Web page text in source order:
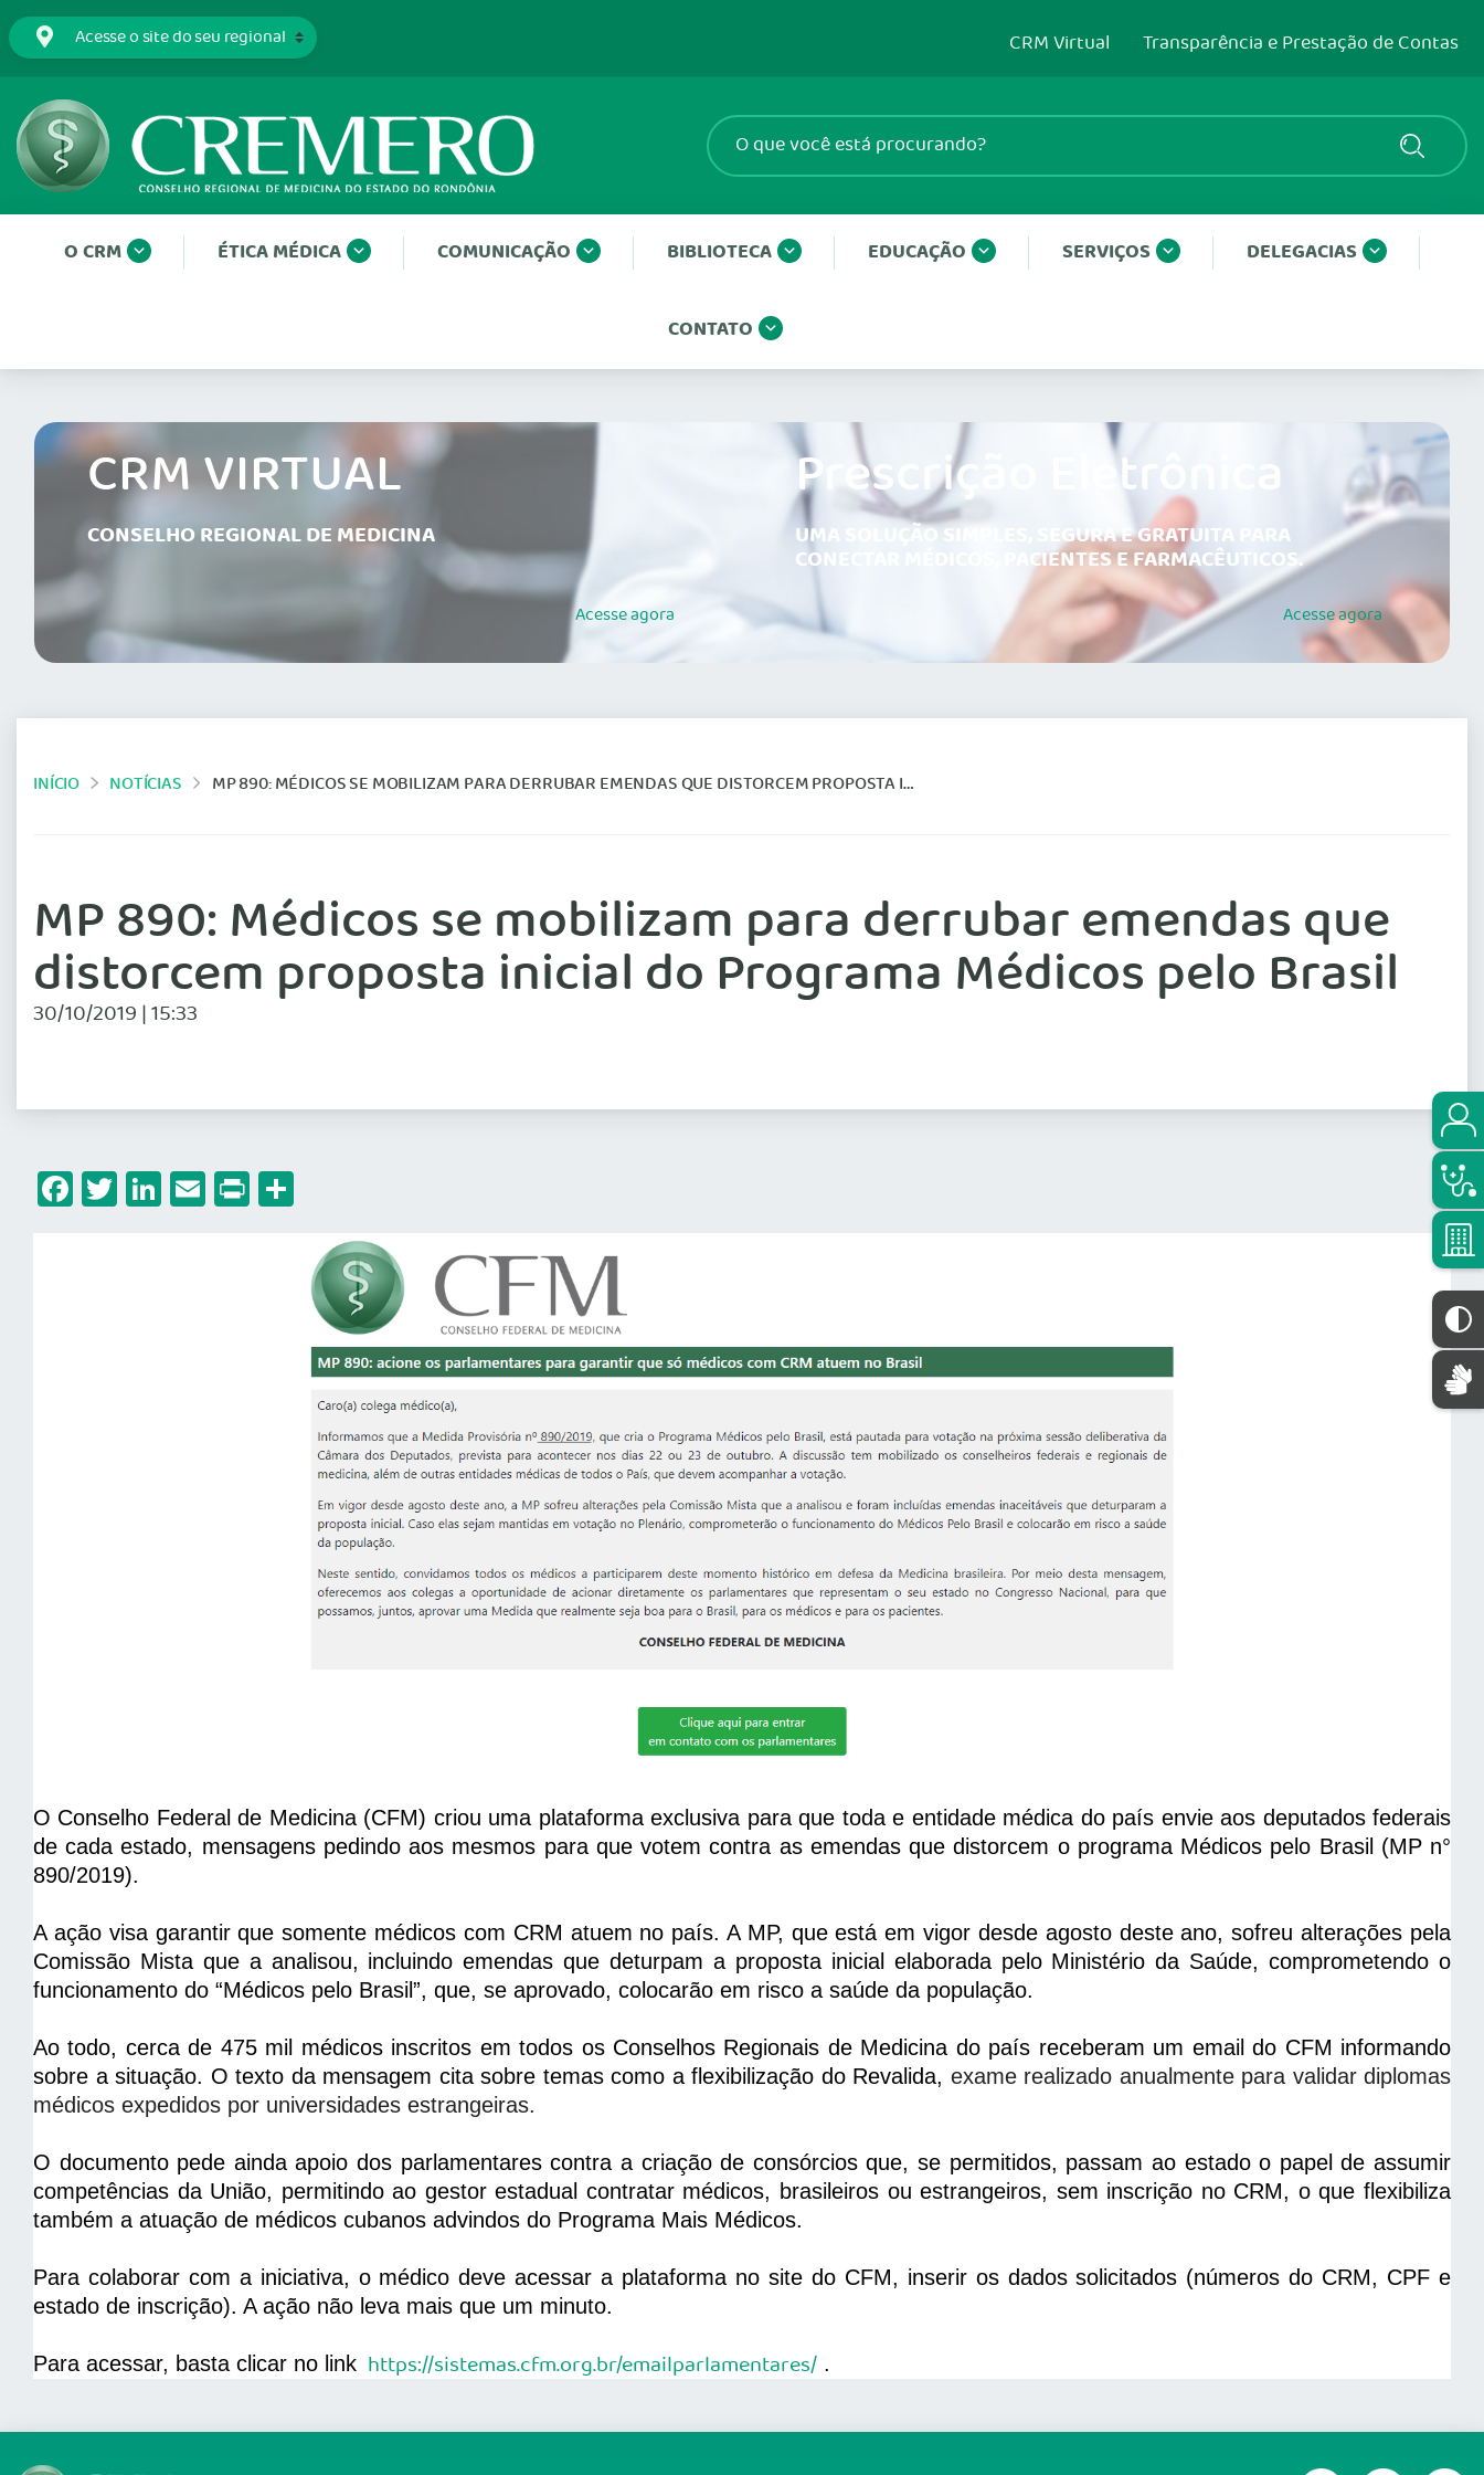
CRM Virtual Transparência e Prestação de Contas
O CRM ÉTICA MÉDICA COMUNICAÇÃO BIBLIOTECA EDUCAÇÃO SERVIÇOS DELEGACIAS
CONTATO
CRM VIRTUAL
CONSELHO REGIONAL DE MEDICINA
Acesseagora
Prescrição Eletrônica
UMA SOLUÇÃO SIMPLES, SEGURA E GRATUITA PARA
CONECTAR MÉDICOS, PACIENTES E FARMACÊUTICOS.
Acesseagora
INÍCIO NOTÍCIAS MP 890: MÉDICOS SE MOBILIZAM PARA DERRUBAR EMENDAS QUE DISTORCEM PROPOSTA INICIAL DO PROGRAMA MÉDICOS PELO BRASIL
MP 890: Médicos se mobilizam para derrubar emendas que
distorcem proposta inicial do Programa Médicos pelo Brasil
30/10/2019 | 15:33
Facebook
Twitter
LinkedIn
Email
Print
O Conselho Federal de Medicina (CFM) criou uma plataforma exclusiva para que toda e entidade médica do país envie aos deputados federais
de cada estado, mensagens pedindo aos mesmos para que votem contra as emendas que distorcem o programa Médicos pelo Brasil (MP n°
890/2019).
A ação visa garantir que somente médicos com CRM atuem no país. A MP, que está em vigor desde agosto deste ano, sofreu alterações pela
Comissão Mista que a analisou, incluindo emendas que deturpam a proposta inicial elaborada pelo Ministério da Saúde, comprometendo o
funcionamento do “Médicos pelo Brasil”, que, se aprovado, colocarão em risco a saúde da população.
Ao todo, cerca de 475 mil médicos inscritos em todos os Conselhos Regionais de Medicina do país receberam um email do CFM informando
sobre a situação. O texto da mensagem cita sobre temas como a flexibilização do Revalida, exame realizado anualmente para validar diplomas
médicos expedidos por universidades estrangeiras.
O documento pede ainda apoio dos parlamentares contra a criação de consórcios que, se permitidos, passam ao estado o papel de assumir
competências da União, permitindo ao gestor estadual contratar médicos, brasileiros ou estrangeiros, sem inscrição no CRM, o que flexibiliza
também a atuação de médicos cubanos advindos do Programa Mais Médicos.
Para colaborar com a iniciativa, o médico deve acessar a plataforma no site do CFM, inserir os dados solicitados (números do CRM, CPF e
estado de inscrição). A ação não leva mais que um minuto.
Para acessar, basta clicar no link https://sistemas.cfm.org.br/emailparlamentares/ .